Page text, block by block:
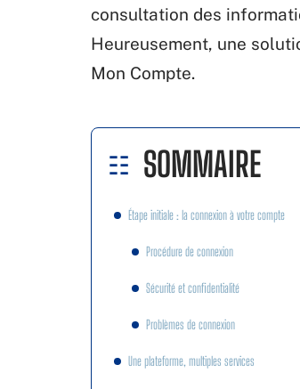
consultation des
Heureusement, une
Mon Compte.
SOMMAIRE
Étape initiale : la connexion à votre compte
Procédure de connexion
Sécurité et confidentialité
Problèmes de connexion
Une plateforme, multiples services